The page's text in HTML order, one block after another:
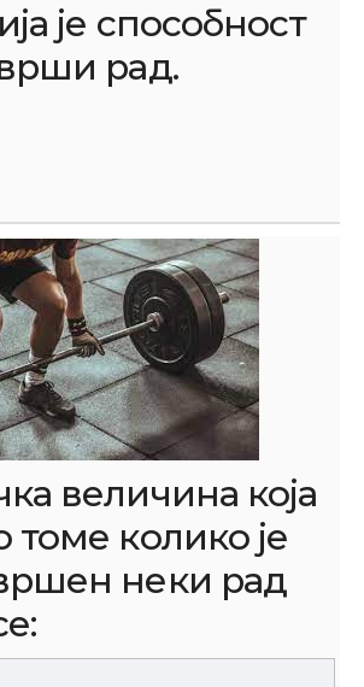
је способност
рад.
величина која
томе колико је
неки рад